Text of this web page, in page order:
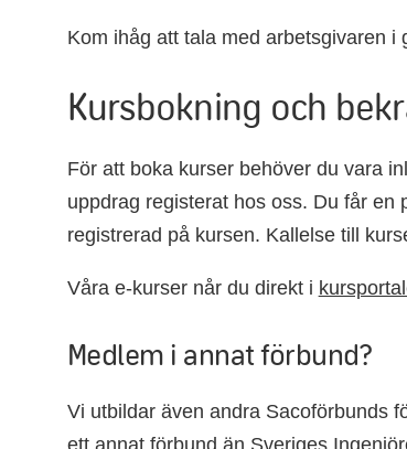
Kom ihåg att tala med arbetsgivaren
Kursbokning och
För att boka kurser behöver du vara
uppdrag registerat hos oss. Du får en
registrerad på kursen. Kallelse till
Våra e-kurser når du direkt i
Medlem i annat förbund?
Vi utbildar även andra Sacoförbunds
ett annat förbund än Sveriges